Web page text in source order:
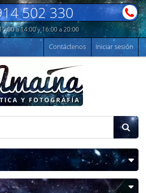
502 330
a 14:00 y 16:00 a 20:00
Iniciar sesión
Contáctenos